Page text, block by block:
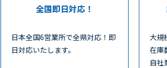
全国即日対応！
日本全国6営業所で全県対応！即
日対応いたします。
大規
在庫
自社